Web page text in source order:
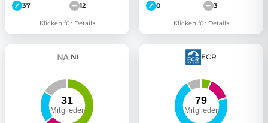
37
12
Klicken für Details
0
3
Klicken für Details
NI ECR